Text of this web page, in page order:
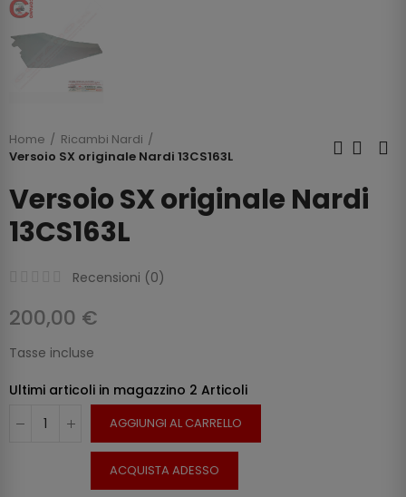
Home
Ricambi Nardi
Versoio SX originale Nardi 13CS163L
Versoio SX originale Nardi
13CS163L
Recensioni (0)
200,00 €
Tasse incluse
Ultimi articoli in magazzino 2 Articoli
AGGIUNGI AL CARRELLO
ACQUISTA ADESSO